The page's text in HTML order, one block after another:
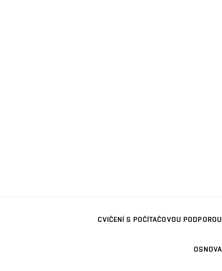
CVIČENÍ S POČÍTAČOVOU PODPOROU
OSNOVA